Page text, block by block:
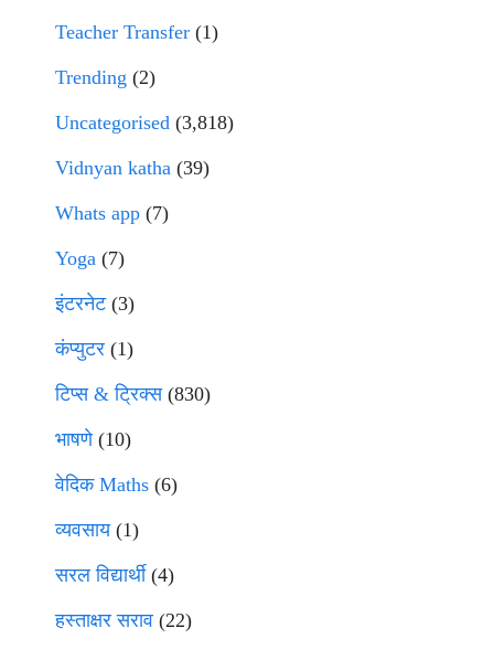
Teacher Transfer (1)
Trending (2)
Uncategorised (3,818)
Vidnyan katha (39)
Whats app (7)
Yoga (7)
इंटरनेट(3)
कंप्युटर (1)
टिप्स & ट्रिक्स(830)
भाषणे(10)
वेदिक Maths (6)
व्यवसाय(1)
सरल विद्यार्थी(4)
हस्ताक्षर सराव (22)